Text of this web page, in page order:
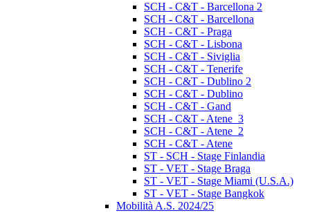
SCH - C&T - Barcellona 2
SCH - C&T - Barcellona
SCH - C&T - Praga
SCH - C&T - Lisbona
SCH - C&T - Siviglia
SCH - C&T - Tenerife
SCH - C&T - Dublino 2
SCH - C&T - Dublino
SCH - C&T - Gand
SCH - C&T - Atene_3
SCH - C&T - Atene_2
SCH - C&T - Atene
ST - SCH - Stage Finlandia
ST - VET - Stage Braga
ST - VET - Stage Miami (U.S.A.)
ST - VET - Stage Bangkok
Mobilità A.S. 2024/25